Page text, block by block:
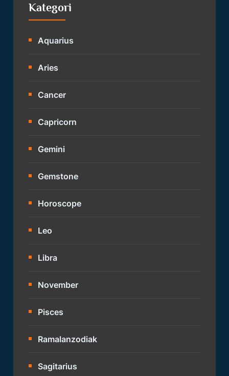
Kategori
Aquarius
Aries
Cancer
Capricorn
Gemini
Gemstone
Horoscope
Leo
Libra
November
Pisces
Ramalanzodiak
Sagitarius